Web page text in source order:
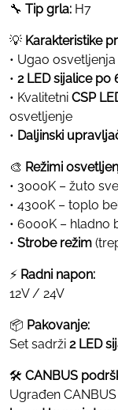
🔧 Tip grla: H7
💡 Karakteristike
• Ugao osvetljenja
• 2 LEDsijalice po
• Kvalitetni CSP
osvetljenje
• Daljinski
🎨 Režimi
• 3000K – žuto
• 4300K – toplo
• 6000K – hladno
• Strobe režim (
⚡ Radni napon:
12V / 24V
📦 Pakovanje:
Set sadrži 2 LED
🛠 CANBUS
Ugrađen CANBUS